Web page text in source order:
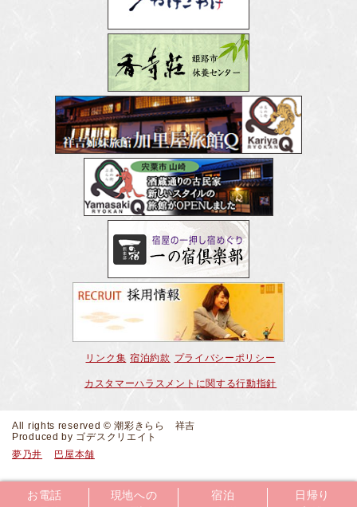
お電話
現地への
宿泊
日帰り
リンク集 宿泊約款 プライバシーポリシー
カスタマーハラスメントに関する行動指針
All rights reserved © 潮彩きらら 祥吉
Produced by ゴデスクリエイト
夢乃井
巴屋本舗